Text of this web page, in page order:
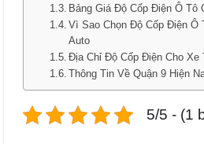
Bảng Giá Độ Cốp Điện Ô Tô
Vì Sao Chọn Độ Cốp Điện Ô
Auto
Địa Chỉ Độ Cốp Điện Cho Xe
Thông Tin Về Quận 9 Hiện
5/5 - (1